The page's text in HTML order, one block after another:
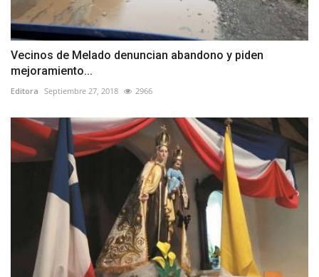
Vecinos de Melado denuncian abandono y piden
mejoramiento...
Editora Septiembre 27, 2018 2966